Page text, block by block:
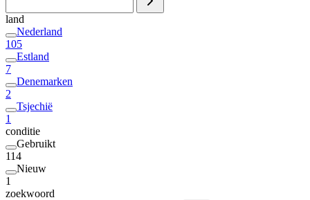
land
Nederland
105
Estland
7
Denemarken
2
Tsjechië
1
conditie
Gebruikt
114
Nieuw
1
zoekwoord